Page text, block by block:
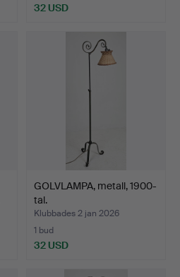
32 USD
GOLVLAMPA, metall, 1900-
tal.
Klubbades 2 jan 2026
1 bud
32 USD